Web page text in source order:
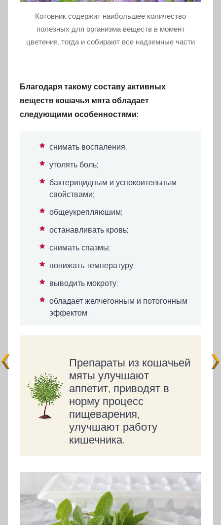
Котовник содержит наибольшее количество
полезных для организма веществ в момент
цветения, тогда и собирают все надземные части
Благодаря такому составу активных
веществ кошачья мята обладает
следующими особенностями:
снимать воспаления;
утолять боль;
бактерицидным и успокоительным
свойствами;
общеукрепляюшим;
останавливать кровь;
снимать спазмы;
понижать температуру;
выводить мокроту;
обладает желчегонным и потогонным
эффектом.
Препараты из кошачьей
мяты улучшают
аппетит, приводят в
норму процесс
пищеварения,
улучшают работу
кишечника.